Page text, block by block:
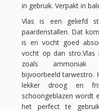
in gebruik. Verpakt in
Vlas is een geliefd
paardenstallen. Dat
is en vocht goed
vocht op dan stro.Vlas
zoals
bijvoorbeeld tarwestro.
lekker droog en
schoongeblazen wordt
het perfect te